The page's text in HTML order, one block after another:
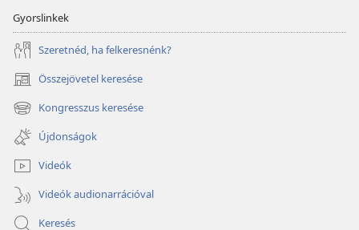
Gyorslinkek
Szeretnéd, ha felkeresnénk?
Összejövetel keresése
(opens
new
window)
Kongresszus keresése
(opens
new
window)
Újdonságok
Videók
Videók audionarrációval
Keresés